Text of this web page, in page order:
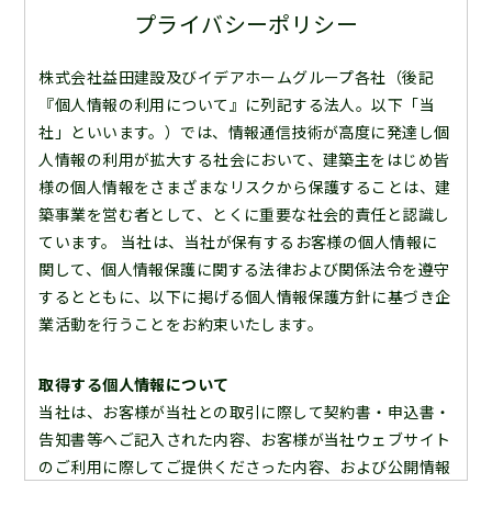
プライバシーポリシー
株式会社益田建設及びイデアホームグループ各社（後記
『個人情報の利用について』に列記する法人。以下「当
社」といいます。）では、情報通信技術が高度に発達し個
人情報の利用が拡大する社会において、建築主をはじめ皆
様の個人情報をさまざまなリスクから保護することは、建
築事業を営む者として、とくに重要な社会的責任と認識し
ています。 当社は、当社が保有するお客様の個人情報に
関して、個人情報保護に関する法律および関係法令を遵守
するとともに、以下に掲げる個人情報保護方針に基づき企
業活動を行うことをお約束いたします。
取得する個人情報について
当社は、お客様が当社との取引に際して契約書・申込書・
告知書等へご記入された内容、お客様が当社ウェブサイト
のご利用に際してご提供くださった内容、および公開情報